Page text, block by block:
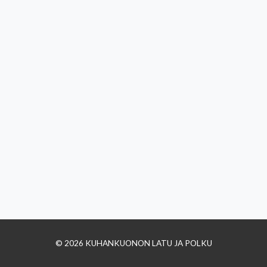
© 2026 KUHANKUONON LATU JA POLKU